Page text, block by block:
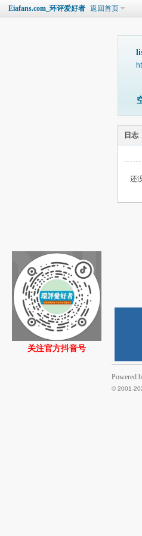
Eiafans.com_环评爱好者 返回首页
日志
还
关注官方抖音号
Powered
© 2001-